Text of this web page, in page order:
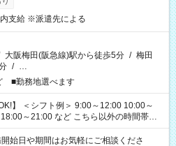
支給 ※派遣先による
大阪梅田(阪急線)駅から徒歩5分 / 梅田
/ …
■勤務地選べます
10:00～
など こちら以外の時間帯も
い！
日や期間はお気軽にご相談くださ